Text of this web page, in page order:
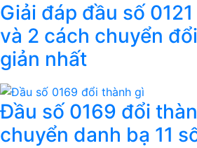
Giải đáp đầu số
và 2 cách chuyển
giản nhất
Đầu số 0169 đổi
chuyển danh bạ 11